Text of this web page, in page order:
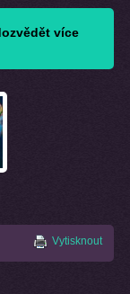
více
Vytisknout